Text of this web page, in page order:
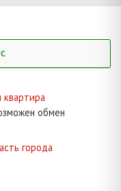
квартира
обмен
города